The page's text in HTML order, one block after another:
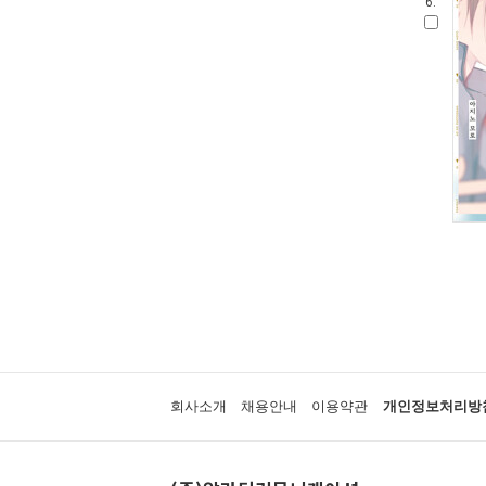
회사소개 채용안내 이용약관 개인정보처리방